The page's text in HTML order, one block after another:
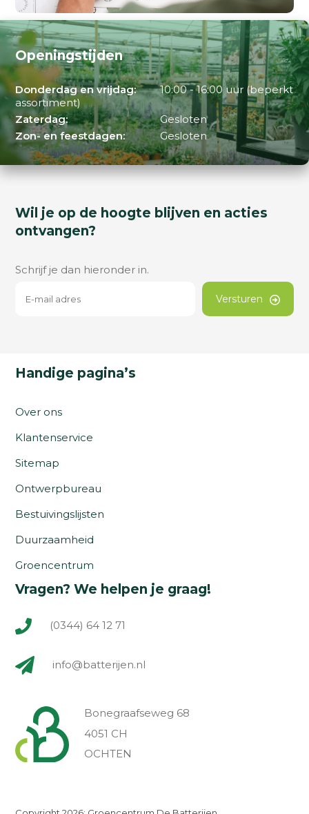
Openingstijden
Donderdag en vrijdag:
10:00 - 16:00 uur (beperkt
assortiment)
Zaterdag:
Gesloten
Zon- en feestdagen:
Gesloten
Wil je op de hoogte blijven en acties
ontvangen?
Schrijf je dan hieronder in.
Versturen
Handige pagina’s
Over ons
Klantenservice
Sitemap
Ontwerpbureau
Bestuivingslijsten
Duurzaamheid
Groencentrum
Vragen? We helpen je graag!
(0344) 64 12 71
info@batterijen.nl
Bonegraafseweg 68
4051 CH
OCHTEN